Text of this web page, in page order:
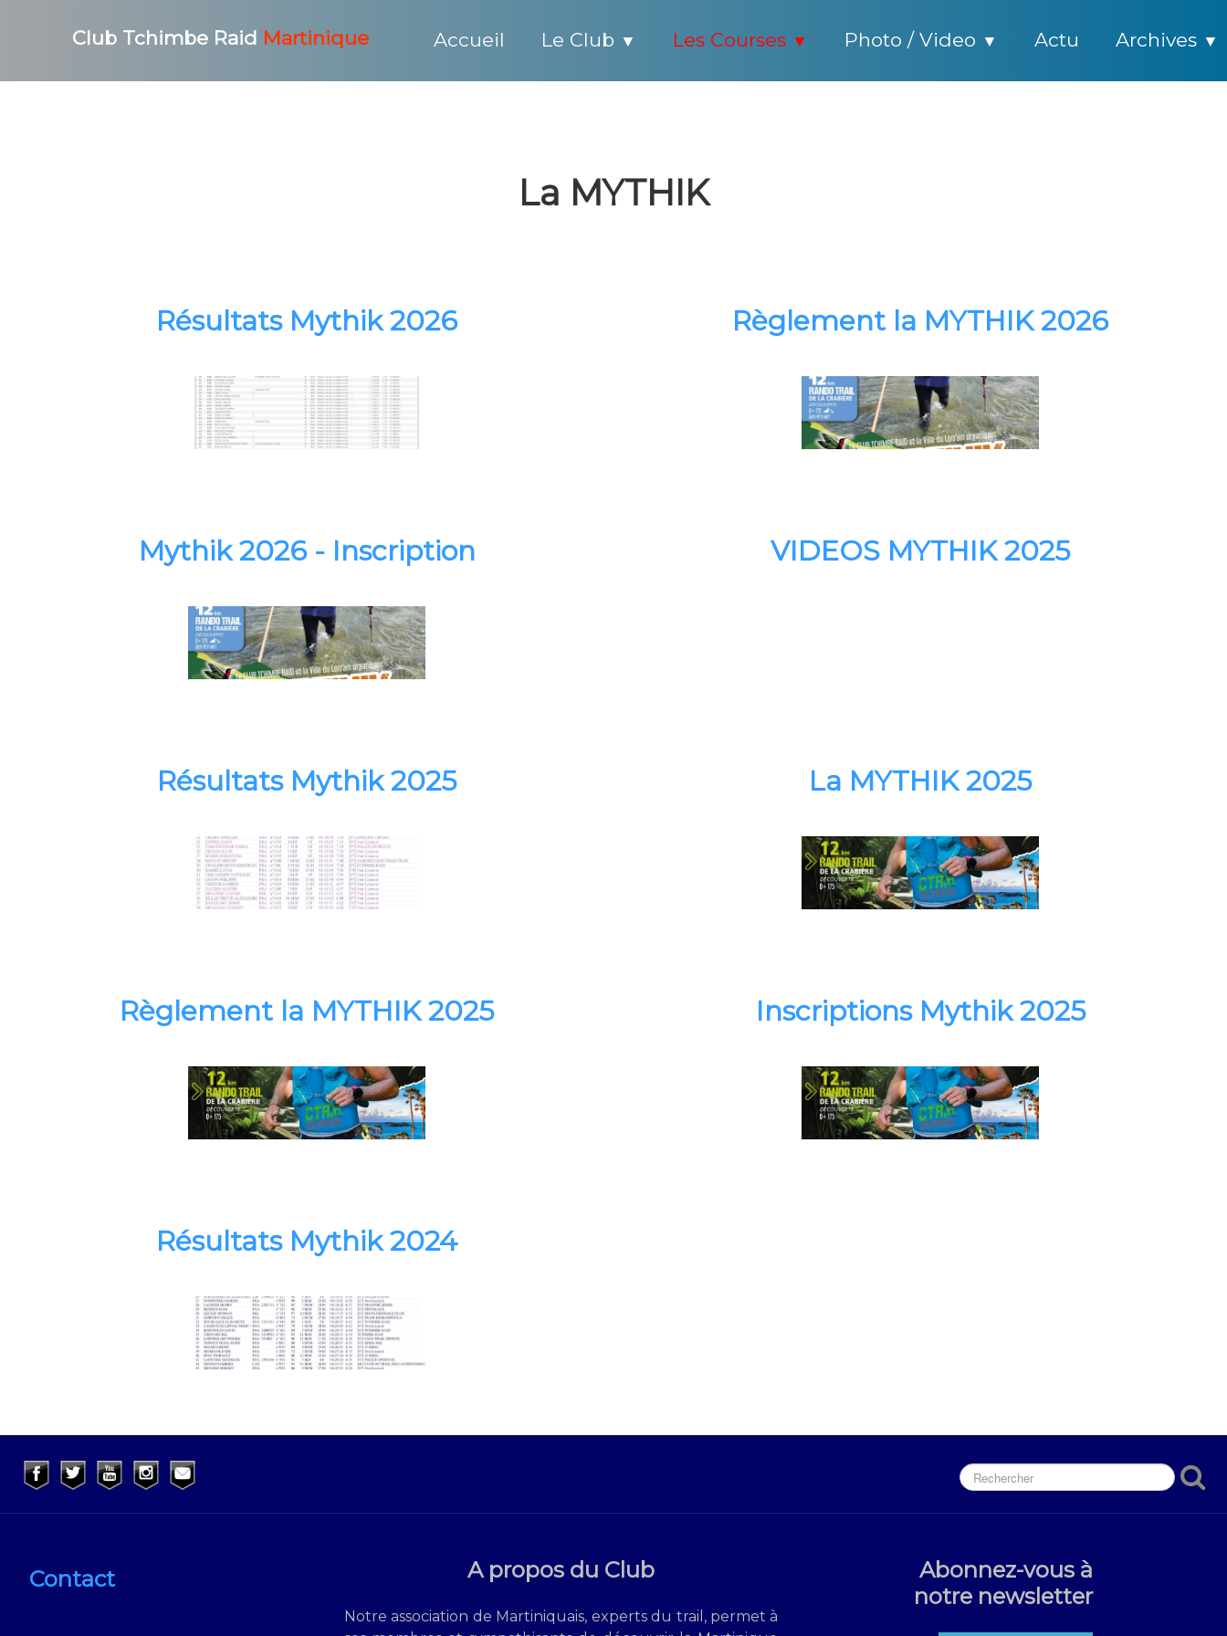
Club Tchimbe Raid Martinique Accueil Le Club ▼ Les Courses ▼ Photo / Video ▼ Actu Archives ▼
La MYTHIK
Résultats Mythik 2026 Règlement la MYTHIK 2026
Mythik 2026 - Inscription VIDEOS MYTHIK 2025
Résultats Mythik 2025 La MYTHIK 2025
Règlement la MYTHIK 2025 Inscriptions Mythik 2025
Résultats Mythik 2024
Contact A propos du Club
Notre association de Martiniquais, experts du trail, permet à
Abonnez-vous à
notre newsletter